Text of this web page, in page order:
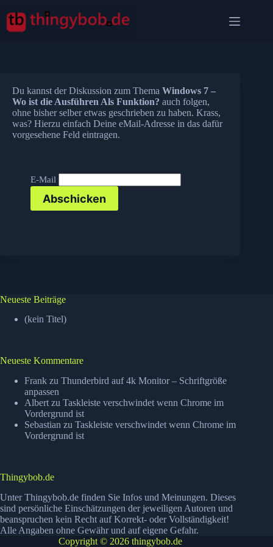
Inhalt
springen
Du kannst der Diskussion zum Thema Windows 7 –
Wo ist die Ausführen Als Funktion? auch folgen,
ohne bisher selber etwas geschrieben zu haben. Krass,
was? Hierzu einfach Deine eMail-Adresse in das dafür
vorgesehene Feld eintragen.
E-Mail
Neueste Beiträge
(kein Titel)
Neueste Kommentare
Frank zu Thunderbird auf 4k Monitor – Schriftgröße
anpassen
Albert zu Taskleiste verschwindet wenn Chrome im
Vordergrund ist
Sebastian zu Taskleiste verschwindet wenn Chrome im
Vordergrund ist
Thingybob.de
Unter Thingybob.de finden Sie Infos und Meinungen. Dieses
sind persönliche Einschätzungen der jeweiligen Autoren und
beanspruchen kein Recht auf Korrekt- oder Vollständigkeit!
Alle Angaben ohne Gewähr und auf eigene Gefahr.
Copyright © 2026 thingybob.de